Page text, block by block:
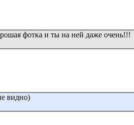
фотка и ты на ней даже очень!!!
видно)